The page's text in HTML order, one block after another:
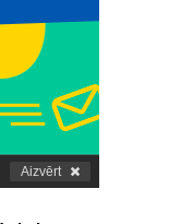
Aizvērt